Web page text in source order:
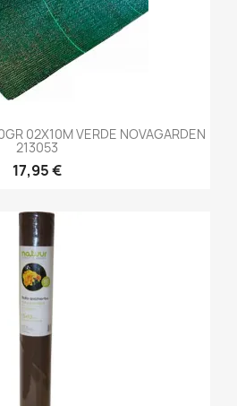
02X10M VERDE NOVAGARDEN
213053
17,95 €